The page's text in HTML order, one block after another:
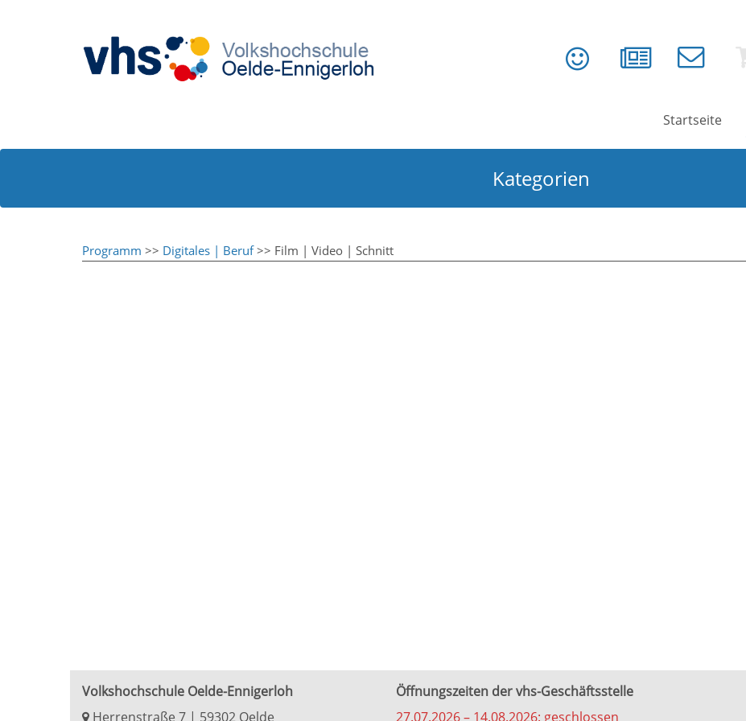
Startseite
Kategorien
Programm >> Digitales | Beruf>> Film | Video | Schnitt
Volkshochschule Oelde-Ennigerloh
Herrenstraße 7 | 59302 Oelde
Öffnungszeiten der vhs-Geschäftsstelle
27.07.2026 – 14.08.2026: geschlossen